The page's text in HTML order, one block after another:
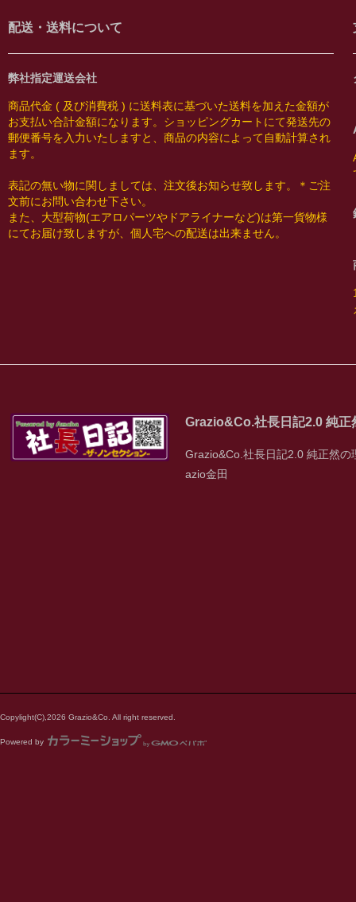
配送・送料について
弊社指定運送会社
商品代金 ( 及び消費税 ) に送料表に基づいた送料を加えた金額が
お支払い合計金額になります。ショッピングカートにて発送先の
郵便番号を入力いたしますと、商品の内容によって自動計算され
ます。
表記の無い物に関しましては、注文後お知らせ致します。＊ご注
文前にお問い合わせ下さい。
また、大型荷物(エアロパーツやドアライナーなど)は第一貨物様
にてお届け致しますが、個人宅への配送は出来ません。
Grazio&Co.社長日記2.0 純正
Grazio&Co.社長日記2.0 純正然の
azio金田
Copylight(C),2026 Grazio&Co. All right reserved.
Powered by